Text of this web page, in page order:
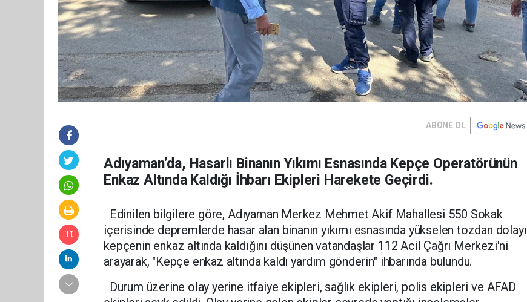
ABONE OL
Adıyaman’da, Hasarlı Binanın Yıkımı Esnasında Kepçe Operatörünün
Enkaz Altında Kaldığı İhbarı Ekipleri Harekete Geçirdi.
Edinilen bilgilere göre, Adıyaman Merkez Mehmet Akif Mahallesi 550 Sokak
içerisinde depremlerde hasar alan binanın yıkımı esnasında yükselen tozdan dolayı
kepçenin enkaz altında kaldığını düşünen vatandaşlar 112 Acil Çağrı Merkezi'ni
arayarak, "Kepçe enkaz altında kaldı yardım gönderin" ihbarında bulundu.
Durum üzerine olay yerine itfaiye ekipleri, sağlık ekipleri, polis ekipleri ve AFAD